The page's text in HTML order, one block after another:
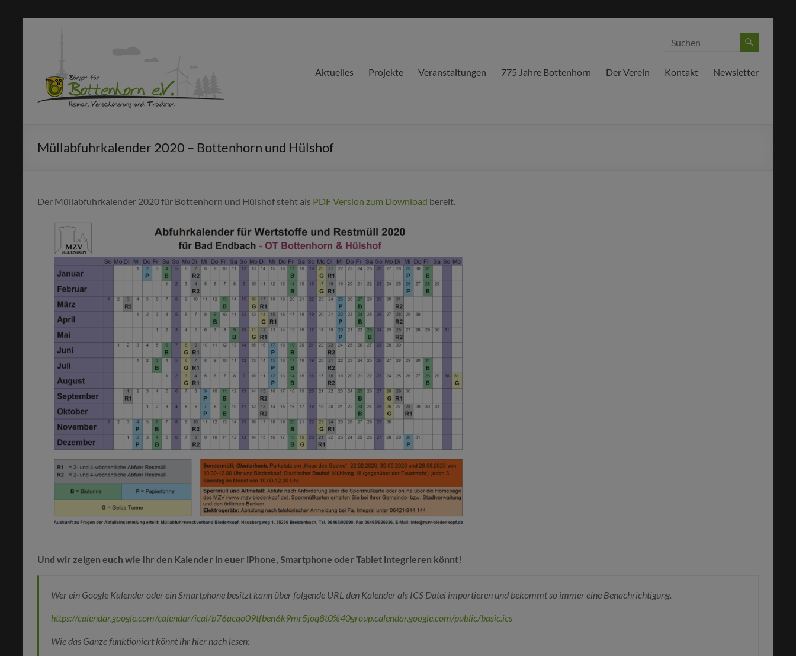
Bottenhorn
e.V.
statt
Aktuelles Projekte Veranstaltungen 775 Jahre Bottenhorn Der Verein Kontakt Newsletter
Müllabfuhrkalender 2020 – Bottenhorn und Hülshof
Der Müllabfuhrkalender 2020 für Bottenhorn und Hülshof steht als PDF Version zum Download bereit.
Und wir zeigen euch wie Ihr den Kalender in euer iPhone, Smartphone oder Tablet integrieren könnt!
Wer ein Google Kalender oder ein Smartphone besitzt kann über folgende URL den Kalender als ICS Datei importieren und bekommt so immer eine Benachrichtigung.
https://calendar.google.com/calendar/ical/b76acqo09tfben6k9mr5joq8t0%40group.calendar.google.com/public/basic.ics
Wie das Ganze funktioniert könnt ihr hier nach lesen: